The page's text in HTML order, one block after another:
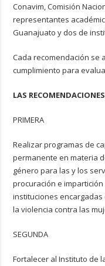
Conavim, Comisión
representantes
Guanajuato y dos de
Cada recomendación se
cumplimiento para
LAS RECOMENDACIONES
PRIMERA
Realizar programas de
permanente en materia
género para las y los
procuración e
instituciones
la violencia contra las
SEGUNDA
Fortalecer al Instituto de